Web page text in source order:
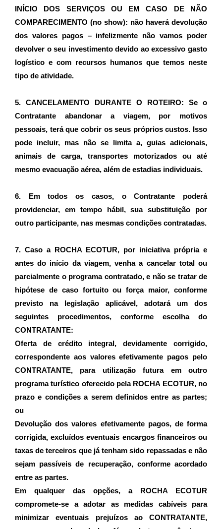
INÍCIO DOS SERVIÇOS OU EM CASO DE NÃO
COMPARECIMENTO (no show): não haverá devolução
dos valores pagos – infelizmente não vamos poder
devolver o seu investimento devido ao excessivo gasto
logístico e com recursos humanos que temos neste
tipo de atividade.
5. CANCELAMENTO DURANTE O ROTEIRO: Se o
Contratante abandonar a viagem, por motivos
pessoais, terá que cobrir os seus próprios custos. Isso
pode incluir, mas não se limita a, guias adicionais,
animais de carga, transportes motorizados ou até
mesmo evacuação aérea, além de estadias individuais.
6. Em todos os casos, o Contratante poderá
providenciar, em tempo hábil, sua substituição por
outro participante, nas mesmas condições contratadas.
7. Caso a ROCHA ECOTUR, por iniciativa própria e
antes do início da viagem, venha a cancelar total ou
parcialmente o programa contratado, e não se tratar de
hipótese de caso fortuito ou força maior, conforme
previsto na legislação aplicável, adotará um dos
seguintes procedimentos, conforme escolha do
CONTRATANTE:
Oferta de crédito integral, devidamente corrigido,
correspondente aos valores efetivamente pagos pelo
CONTRATANTE, para utilização futura em outro
programa turístico oferecido pela ROCHA ECOTUR, no
prazo e condições a serem definidos entre as partes;
ou
Devolução dos valores efetivamente pagos, de forma
corrigida, excluídos eventuais encargos financeiros ou
taxas de terceiros que já tenham sido repassadas e não
sejam passíveis de recuperação, conforme acordado
entre as partes.
Em qualquer das opções, a ROCHA ECOTUR
compromete-se a adotar as medidas cabíveis para
minimizar eventuais prejuízos ao CONTRATANTE,